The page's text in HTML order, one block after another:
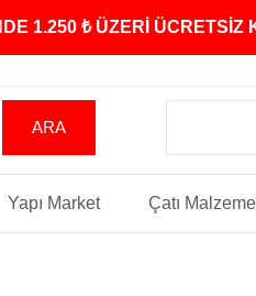
1.250 ₺ ÜZERİ ÜCRETSİZ
Yapı Market Çatı